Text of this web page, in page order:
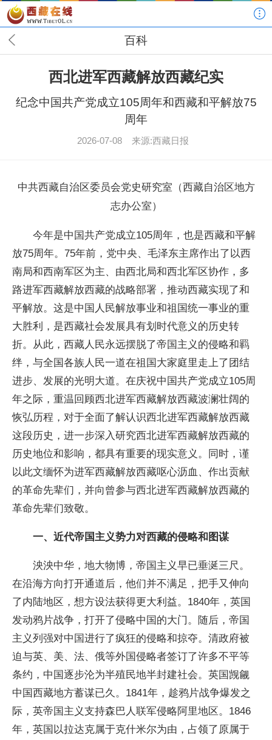
百科
西北进军西藏解放西藏纪实
纪念中国共产党成立105周年和西藏和平解放75
周年
2026-07-08 来源:西藏日报
中共西藏自治区委员会党史研究室（西藏自治区地方
志办公室）
今年是中国共产党成立105周年，也是西藏和平解
放75周年。75年前，党中央、毛泽东主席作出了以西
南局和西南军区为主、由西北局和西北军区协作，多
路进军西藏解放西藏的战略部署，推动西藏实现了和
平解放。这是中国人民解放事业和祖国统一事业的重
大胜利，是西藏社会发展具有划时代意义的历史转
折。从此，西藏人民永远摆脱了帝国主义的侵略和羁
绊，与全国各族人民一道在祖国大家庭里走上了团结
进步、发展的光明大道。在庆祝中国共产党成立105周
年之际，重温回顾西北进军西藏解放西藏波澜壮阔的
恢弘历程，对于全面了解认识西北进军西藏解放西藏
这段历史，进一步深入研究西北进军西藏解放西藏的
历史地位和影响，都具有重要的现实意义。同时，谨
以此文缅怀为进军西藏解放西藏呕心沥血、作出贡献
的革命先辈们，并向曾参与西北进军西藏解放西藏的
革命先辈们致敬。
一、近代帝国主义势力对西藏的侵略和图谋
泱泱中华，地大物博，帝国主义早已垂涎三尺。
在沿海方向打开通道后，他们并不满足，把手又伸向
了内陆地区，想方设法获得更大利益。1840年，英国
发动鸦片战争，打开了侵略中国的大门。随后，帝国
主义列强对中国进行了疯狂的侵略和掠夺。清政府被
迫与英、美、法、俄等外国侵略者签订了许多不平等
条约，中国逐步沦为半殖民地半封建社会。英国觊觎
中国西藏地方蓄谋已久。1841年，趁鸦片战争爆发之
际，英帝国主义支持森巴人联军侵略阿里地区。1846
年，英国以拉达克属于克什米尔为由，占领了原属于